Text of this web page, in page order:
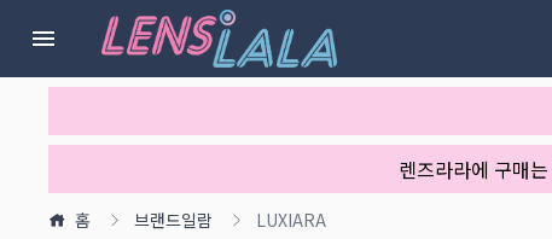
렌즈라라에 구매는
홈 브랜드일람 LUXIARA